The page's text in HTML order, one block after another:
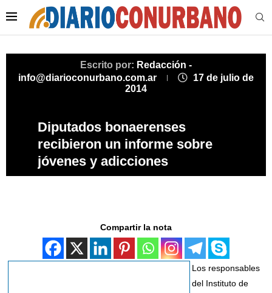
Escrito por: Redacción -
info@diarioconurbano.com.ar
17 de julio de
2014
Diputados bonaerenses
recibieron un informe sobre
jóvenes y adicciones
Compartir la nota
Los responsables
del Instituto de